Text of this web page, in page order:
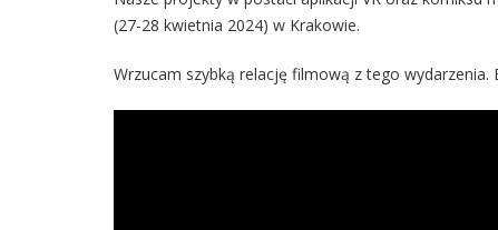
(27-28 kwietnia 2024) w Krakowie.
Wrzucam szybką relację filmową z tego wydarzenia.